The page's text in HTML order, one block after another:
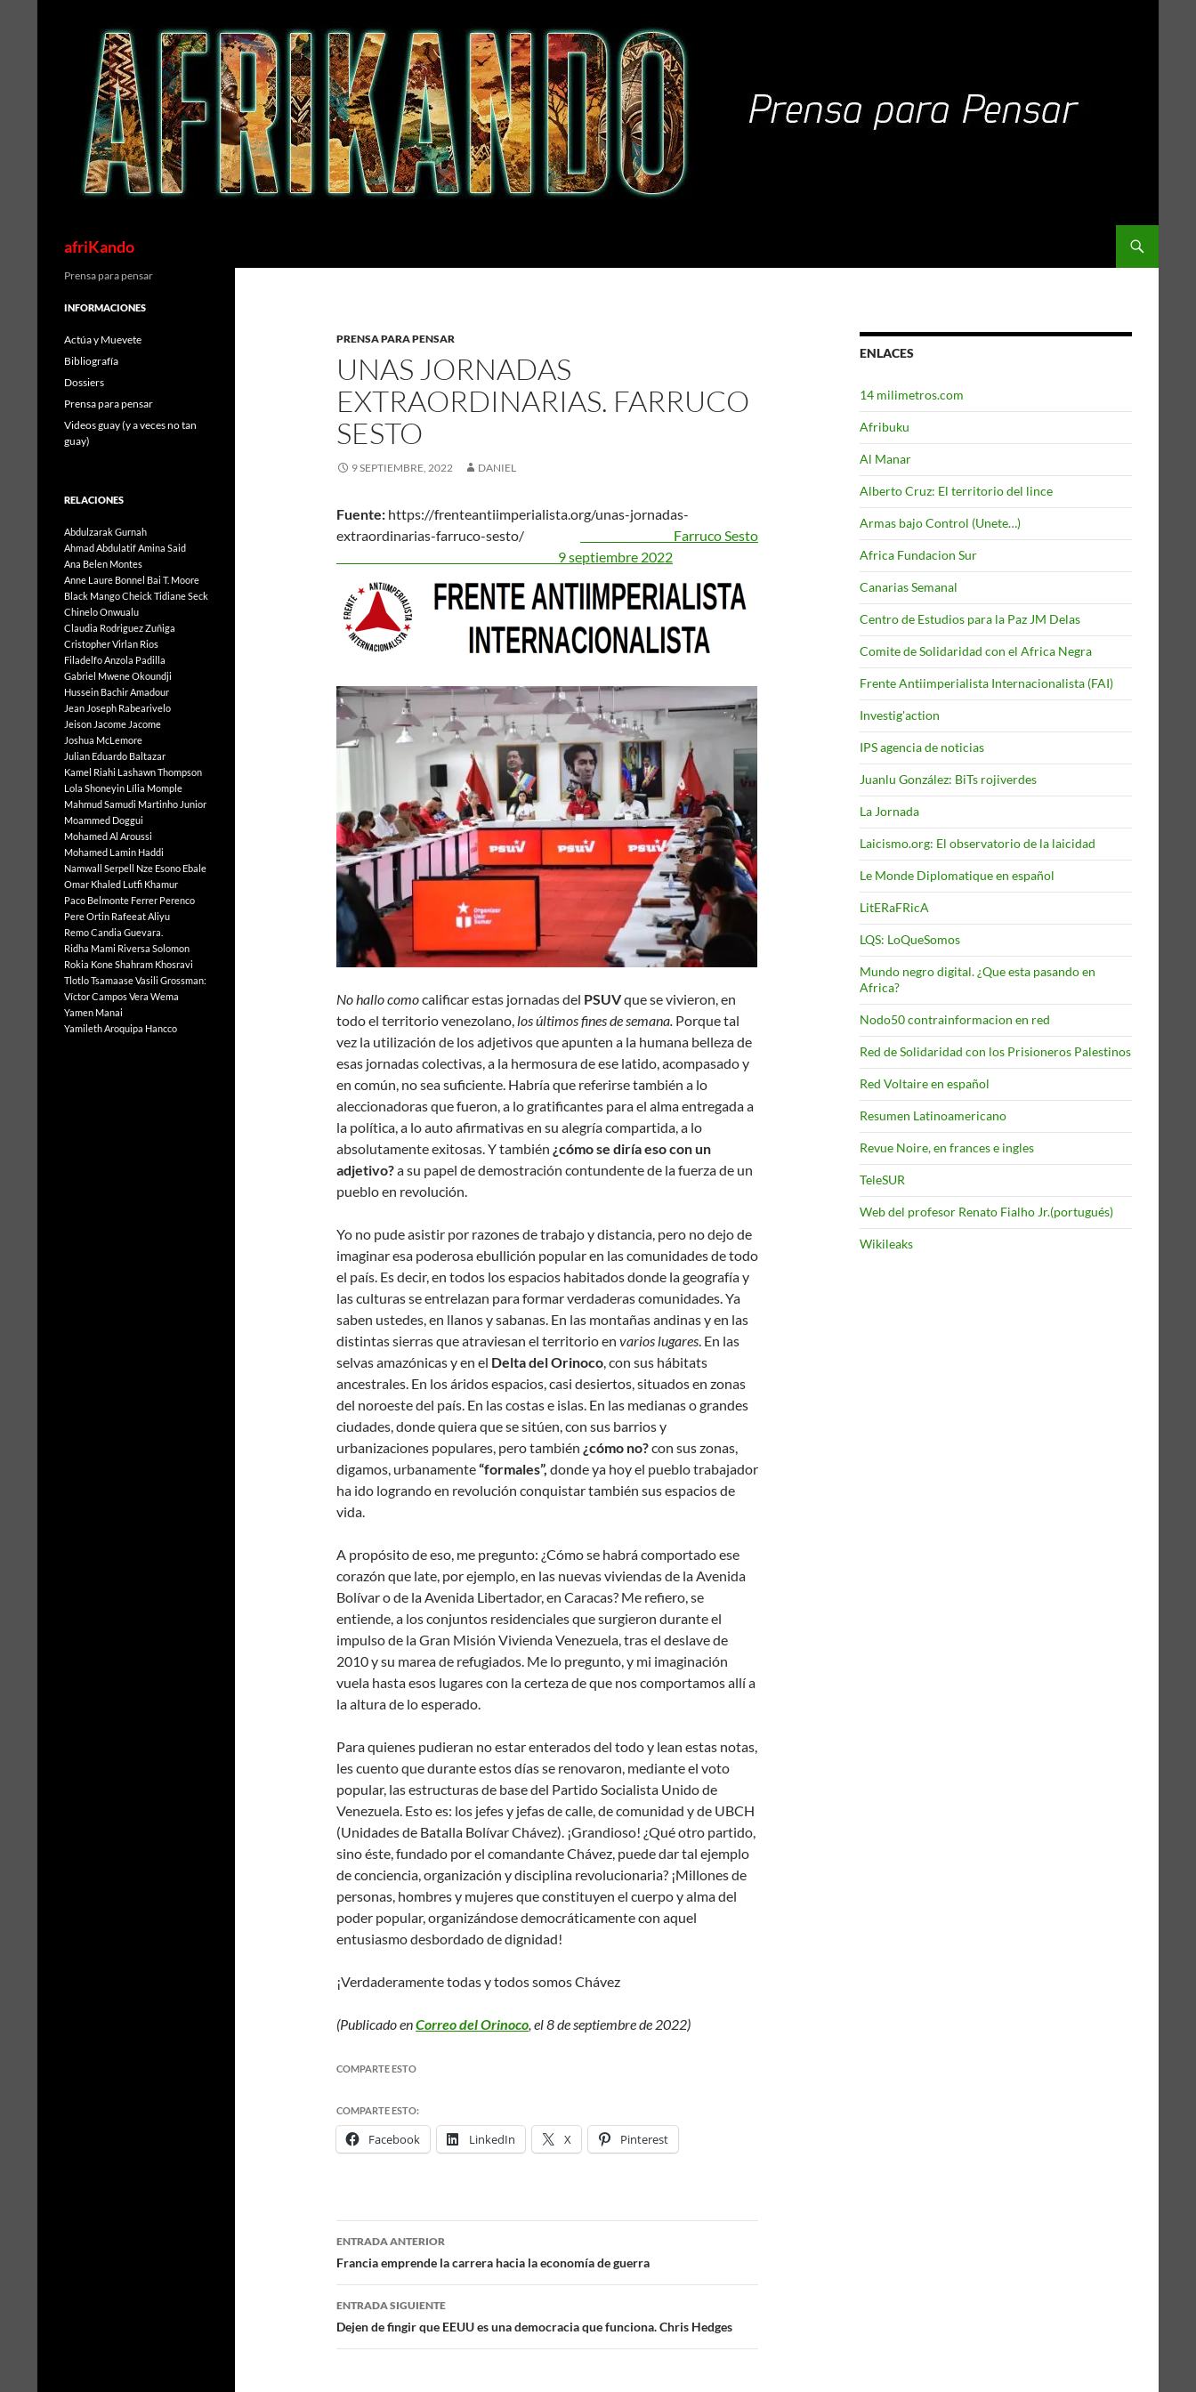
afriKando
PRENSA PARA PENSAR
UNAS JORNADAS
EXTRAORDINARIAS. FARRUCO
SESTO
9 SEPTIEMBRE, 2022 DANIEL
Fuente: https://frenteantiimperialista.org/unas-jornadas-
extraordinarias-farruco-sesto/
Farruco Sesto
9 septiembre 2022
No hallo comocalificar estas jornadas del PSUVque se vivieron, en
todo el territorio venezolano, los últimos fines de semana. Porque tal
vez la utilización de los adjetivos que apunten a la humana belleza de
esas jornadas colectivas, a la hermosura de ese latido, acompasado y
en común, no sea suficiente. Habría que referirse también a lo
aleccionadoras que fueron, a lo gratificantes para el alma entregada a
la política, a lo auto afirmativas en su alegría compartida, a lo
absolutamente exitosas. Y también ¿cómo se diría eso con un
adjetivo?a su papel de demostración contundente de la fuerza de un
pueblo en revolución.
Yo no pude asistir por razones de trabajo y distancia, pero no dejo de
imaginar esa poderosa ebullición popular en las comunidades de todo
el país. Es decir, en todos los espacios habitados donde la geografía y
las culturas se entrelazan para formar verdaderas comunidades. Ya
saben ustedes, en llanos y sabanas. En las montañas andinas y en las
distintas sierras que atraviesan el territorio en varios lugares. En las
selvas amazónicas y en el Delta del Orinoco, con sus hábitats
ancestrales. En los áridos espacios, casi desiertos, situados en zonas
del noroeste del país. En las costas e islas. En las medianas o grandes
ciudades, donde quiera que se sitúen, con sus barrios y
urbanizaciones populares, pero también ¿cómo no?con sus zonas,
digamos, urbanamente“formales”, donde ya hoy el pueblo trabajador
ha ido logrando en revolución conquistar también sus espacios de
vida.
A propósito de eso, me pregunto: ¿Cómo se habrá comportado ese
corazón que late, por ejemplo, en las nuevas viviendas de la Avenida
Bolívar o de la Avenida Libertador, en Caracas? Me refiero, se
entiende, a los conjuntos residenciales que surgieron durante el
impulso de la Gran Misión Vivienda Venezuela, tras el deslave de
2010 y su marea de refugiados. Me lo pregunto, y mi imaginación
vuela hasta esos lugares con la certeza de que nos comportamos allí a
la altura de lo esperado.
Para quienes pudieran no estar enterados del todo y lean estas notas,
les cuento que durante estos días se renovaron, mediante el voto
popular, las estructuras de base del Partido Socialista Unido de
Venezuela. Esto es: los jefes y jefas de calle, de comunidad y de UBCH
(Unidades de Batalla Bolívar Chávez). ¡Grandioso! ¿Qué otro partido,
sino éste, fundado por el comandante Chávez, puede dar tal ejemplo
de conciencia, organización y disciplina revolucionaria? ¡Millones de
personas, hombres y mujeres que constituyen el cuerpo y alma del
poder popular, organizándose democráticamente con aquel
entusiasmo desbordado de dignidad!
¡Verdaderamente todas y todos somos Chávez
(Publicado enCorreo del Orinoco, el 8 de septiembre de 2022)
COMPARTE ESTO
COMPARTE ESTO:
Facebook LinkedIn X Pinterest
Navegación
de
entradas
ENTRADA ANTERIOR
Francia emprende la carrera hacia la economía de guerra
ENTRADA SIGUIENTE
Dejen de fingir que EEUU es una democracia que funciona. Chris Hedges
ENLACES
14 milimetros.com
Afribuku
Al Manar
Alberto Cruz: El territorio del lince
Armas bajo Control (Unete…)
Africa Fundacion Sur
Canarias Semanal
Centro de Estudios para la Paz JM Delas
Comite de Solidaridad con el Africa Negra
Frente Antiimperialista Internacionalista (FAI)
Investig'action
IPS agencia de noticias
Juanlu González: BiTs rojiverdes
La Jornada
Laicismo.org: El observatorio de la laicidad
Le Monde Diplomatique en español
LitERaFRicA
LQS: LoQueSomos
Mundo negro digital. ¿Que esta pasando en
Africa?
Nodo50 contrainformacion en red
Red de Solidaridad con los Prisioneros Palestinos
Red Voltaire en español
Resumen Latinoamericano
Revue Noire, en frances e ingles
TeleSUR
Web del profesor Renato Fialho Jr.(portugués)
Wikileaks
Prensa para pensar
INFORMACIONES
Actúa y Muevete
Bibliografía
Dossiers
Prensa para pensar
Videos guay (y a veces no tan
guay)
RELACIONES
Abdulzarak Gurnah
Ahmad AbdulatifAmina Said
Ana Belen Montes
Anne Laure Bonnel Bai T. Moore
Black MangoCheick Tidiane Seck
Chinelo Onwualu
Claudia Rodriguez Zuñiga
Cristopher Virlan Rios
Filadelfo Anzola Padilla
Gabriel Mwene Okoundji
Hussein Bachir Amadour
Jean Joseph Rabearivelo
Jeison Jacome Jacome
Joshua McLemore
Julian Eduardo Baltazar
Kamel Riahi Lashawn Thompson
Lola Shoneyin Lília Momple
Mahmud Samudi Martinho Junior
Moammed Doggui
Mohamed Al Aroussi
Mohamed Lamin Haddi
Namwall Serpell Nze Esono Ebale
Omar Khaled Lutfi Khamur
Paco Belmonte Ferrer Perenco
Pere Ortin Rafeeat Aliyu
Remo Candia Guevara.
Ridha Mami Riversa Solomon
Rokia KoneShahram Khosravi
Tlotlo TsamaaseVasili Grossman:
Víctor Campos Vera Wema
Yamen Manai
Yamileth Aroquipa Hancco